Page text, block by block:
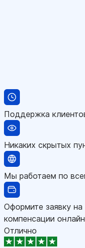
Поддержка
Никаких скрытых
Мы работаем по
Оформите заявку
компенсации
Отлично